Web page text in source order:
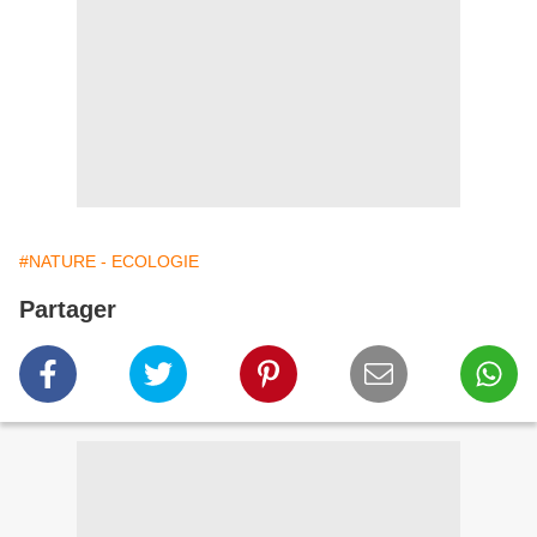
#NATURE - ECOLOGIE
Partager